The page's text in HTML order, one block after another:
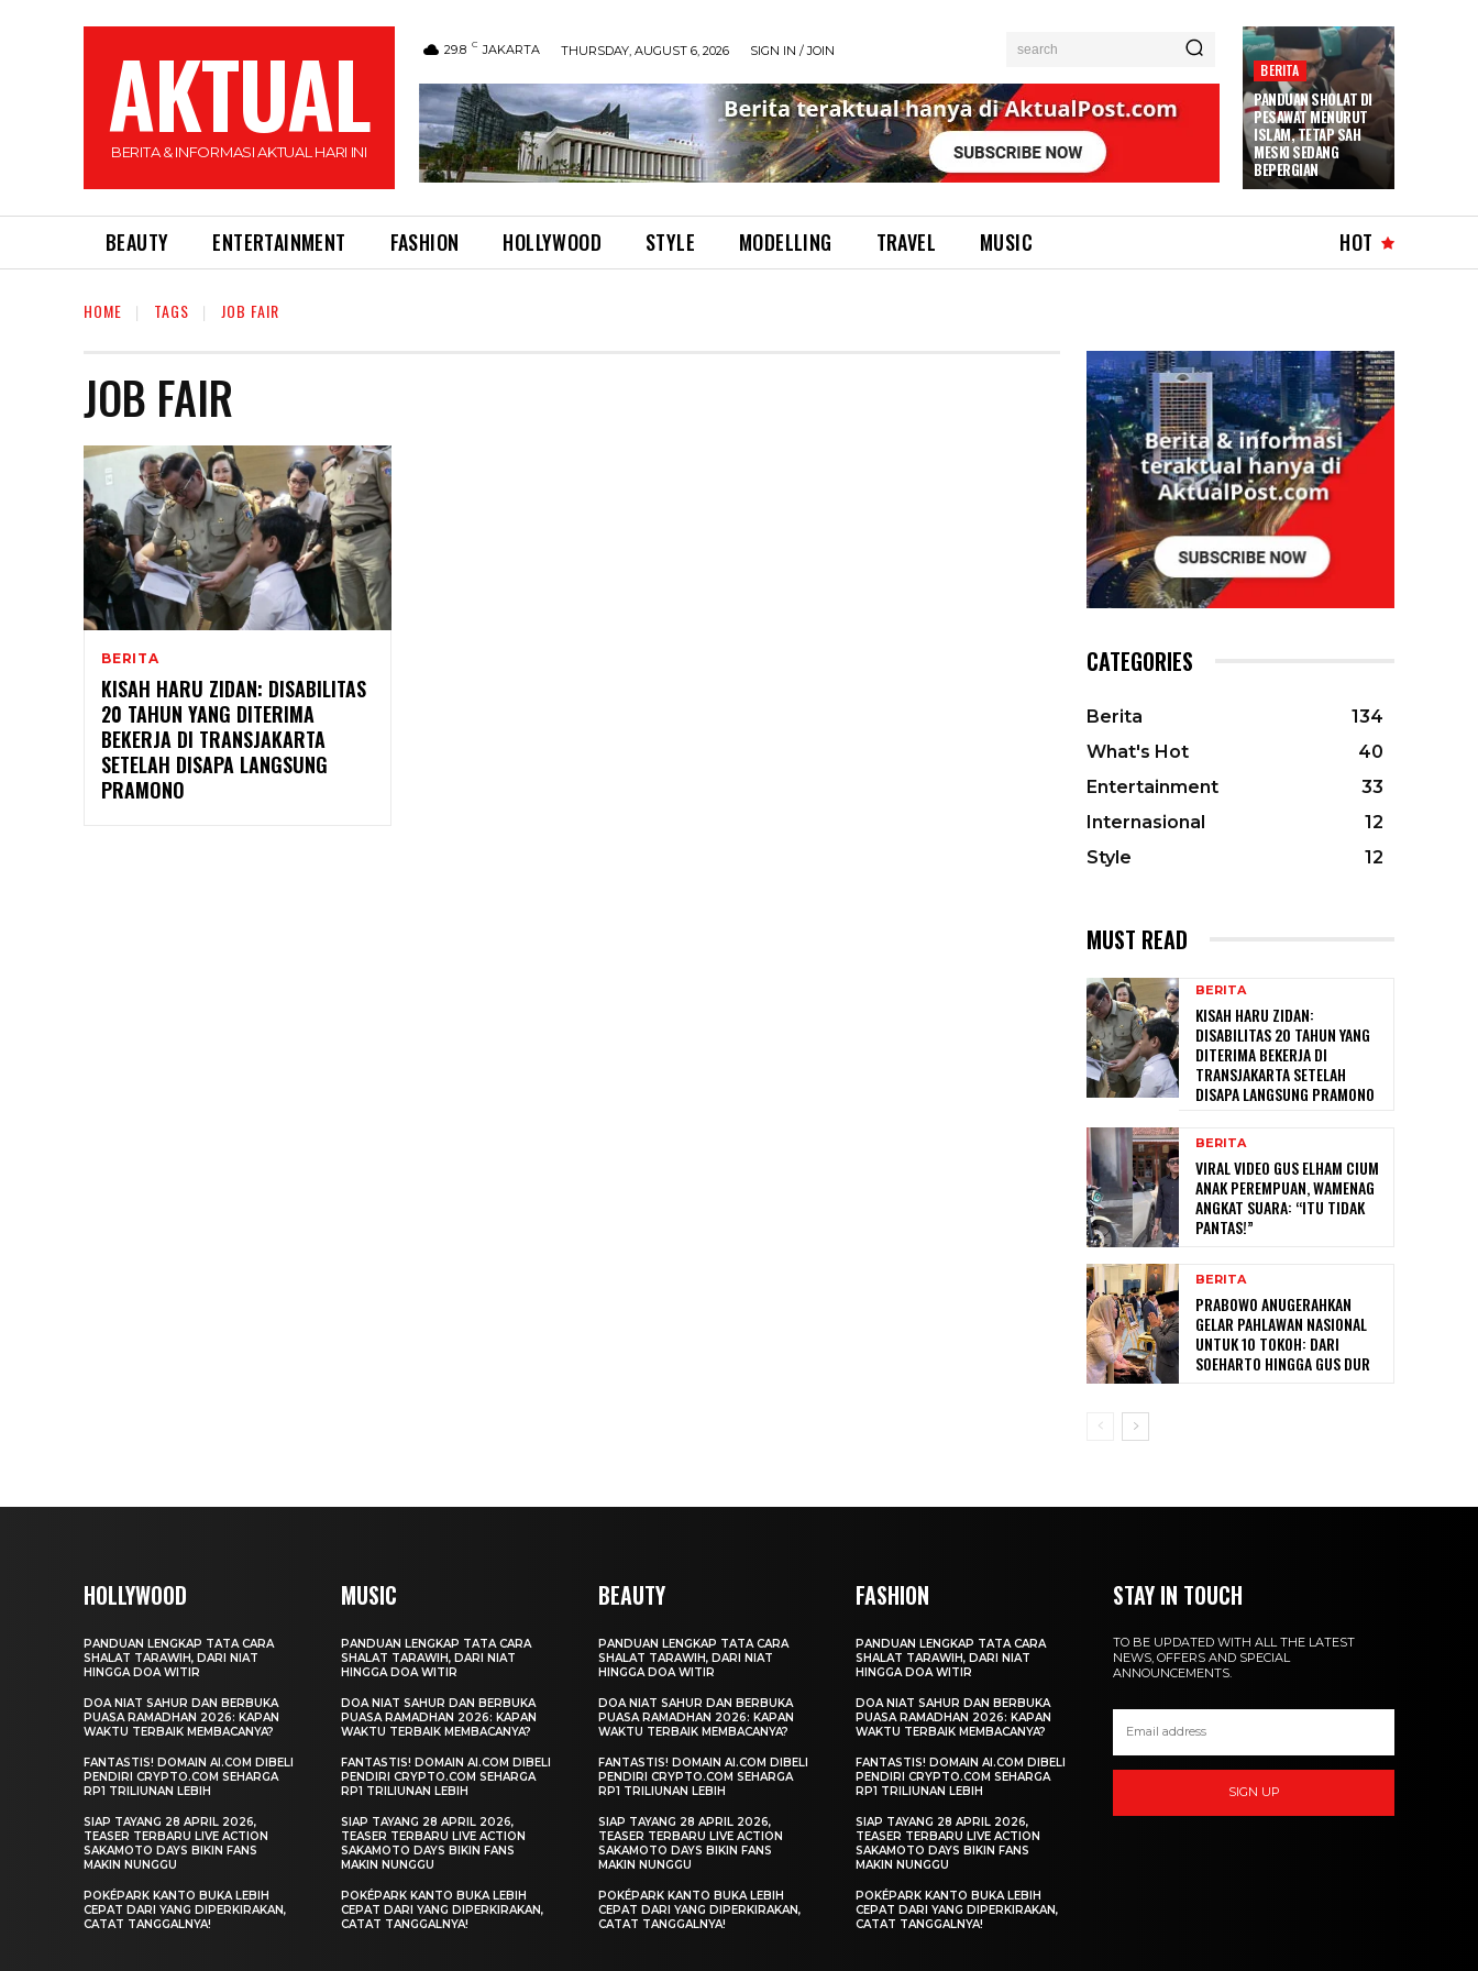
AKTUAL
BERITA & INFORMASI AKTUAL HARI INI
29.8 C JAKARTA THURSDAY, AUGUST 6, 2026 SIGN IN / JOIN search
BERITA
PANDUAN SHOLAT DI
PESAWAT MENURUT
ISLAM, TETAP SAH
MESKI SEDANG
BEPERGIAN
BEAUTY ENTERTAINMENT FASHION HOLLYWOOD STYLE MODELLING TRAVEL MUSIC HOT
HOME TAGS JOB FAIR
JOB FAIR
BERITA
KISAH HARU ZIDAN: DISABILITAS
20 TAHUN YANG DITERIMA
BEKERJA DI TRANSJAKARTA
SETELAH DISAPA LANGSUNG
PRAMONO
CATEGORIES
Berita
134
What's Hot
40
Entertainment
33
Internasional
12
Style
12
MUST READ
BERITA
KISAH HARU ZIDAN:
DISABILITAS 20 TAHUN YANG
DITERIMA BEKERJA DI
TRANSJAKARTA SETELAH
DISAPA LANGSUNG PRAMONO
BERITA
VIRAL VIDEO GUS ELHAM CIUM
ANAK PEREMPUAN, WAMENAG
ANGKAT SUARA: “ITU TIDAK
PANTAS!”
BERITA
PRABOWO ANUGERAHKAN
GELAR PAHLAWAN NASIONAL
UNTUK 10 TOKOH: DARI
SOEHARTO HINGGA GUS DUR
HOLLYWOOD
PANDUAN LENGKAP TATA CARA
SHALAT TARAWIH, DARI NIAT
HINGGA DOA WITIR
DOA NIAT SAHUR DAN BERBUKA
PUASA RAMADHAN 2026: KAPAN
WAKTU TERBAIK MEMBACANYA?
FANTASTIS! DOMAIN AI.COM DIBELI
PENDIRI CRYPTO.COM SEHARGA
RP1 TRILIUNAN LEBIH
SIAP TAYANG 28 APRIL 2026,
TEASER TERBARU LIVE ACTION
SAKAMOTO DAYS BIKIN FANS
MAKIN NUNGGU
POKÉPARK KANTO BUKA LEBIH
CEPAT DARI YANG DIPERKIRAKAN,
CATAT TANGGALNYA!
MUSIC
PANDUAN LENGKAP TATA CARA
SHALAT TARAWIH, DARI NIAT
HINGGA DOA WITIR
DOA NIAT SAHUR DAN BERBUKA
PUASA RAMADHAN 2026: KAPAN
WAKTU TERBAIK MEMBACANYA?
FANTASTIS! DOMAIN AI.COM DIBELI
PENDIRI CRYPTO.COM SEHARGA
RP1 TRILIUNAN LEBIH
SIAP TAYANG 28 APRIL 2026,
TEASER TERBARU LIVE ACTION
SAKAMOTO DAYS BIKIN FANS
MAKIN NUNGGU
POKÉPARK KANTO BUKA LEBIH
CEPAT DARI YANG DIPERKIRAKAN,
CATAT TANGGALNYA!
BEAUTY
PANDUAN LENGKAP TATA CARA
SHALAT TARAWIH, DARI NIAT
HINGGA DOA WITIR
DOA NIAT SAHUR DAN BERBUKA
PUASA RAMADHAN 2026: KAPAN
WAKTU TERBAIK MEMBACANYA?
FANTASTIS! DOMAIN AI.COM DIBELI
PENDIRI CRYPTO.COM SEHARGA
RP1 TRILIUNAN LEBIH
SIAP TAYANG 28 APRIL 2026,
TEASER TERBARU LIVE ACTION
SAKAMOTO DAYS BIKIN FANS
MAKIN NUNGGU
POKÉPARK KANTO BUKA LEBIH
CEPAT DARI YANG DIPERKIRAKAN,
CATAT TANGGALNYA!
FASHION
PANDUAN LENGKAP TATA CARA
SHALAT TARAWIH, DARI NIAT
HINGGA DOA WITIR
DOA NIAT SAHUR DAN BERBUKA
PUASA RAMADHAN 2026: KAPAN
WAKTU TERBAIK MEMBACANYA?
FANTASTIS! DOMAIN AI.COM DIBELI
PENDIRI CRYPTO.COM SEHARGA
RP1 TRILIUNAN LEBIH
SIAP TAYANG 28 APRIL 2026,
TEASER TERBARU LIVE ACTION
SAKAMOTO DAYS BIKIN FANS
MAKIN NUNGGU
POKÉPARK KANTO BUKA LEBIH
CEPAT DARI YANG DIPERKIRAKAN,
CATAT TANGGALNYA!
STAY IN TOUCH
TO BE UPDATED WITH ALL THE LATEST
NEWS, OFFERS AND SPECIAL
ANNOUNCEMENTS.
SIGN UP